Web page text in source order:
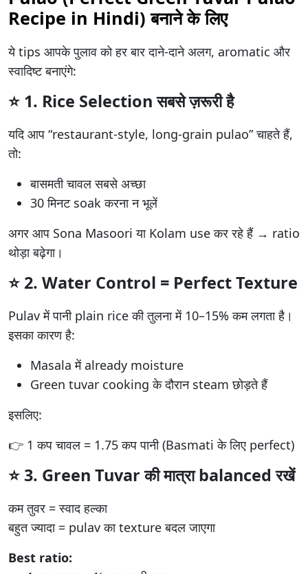
Recipe in Hindi) बनाने के लिए
ये tips आपके पुलाव को हर बार दाने-दाने अलग, aromatic और
स्वादिष्ट बनाएंगे:
⭐ 1. Rice Selection सबसे ज़रूरी है
यदि आप “restaurant-style, long-grain pulao” चाहते हैं,
तो:
बासमती चावल सबसे अच्छा
30 मिनट soak करना न भूलें
अगर आप Sona Masoori या Kolam use कर रहे हैं → ratio
थोड़ा बढ़ेगा।
⭐ 2. Water Control = Perfect Texture
Pulav में पानी plain rice की तुलना में 10–15% कम लगता है।
इसका कारण है:
Masala में already moisture
Green tuvar cooking के दौरान steam छोड़ते हैं
इसलिए:
👉 1 कप चावल = 1.75 कप पानी (Basmati के लिए perfect)
⭐ 3. Green Tuvar की मात्रा balanced रखें
कम तुवर = स्वाद हल्का
बहुत ज्यादा = pulav का texture बदल जाएगा
Best ratio: